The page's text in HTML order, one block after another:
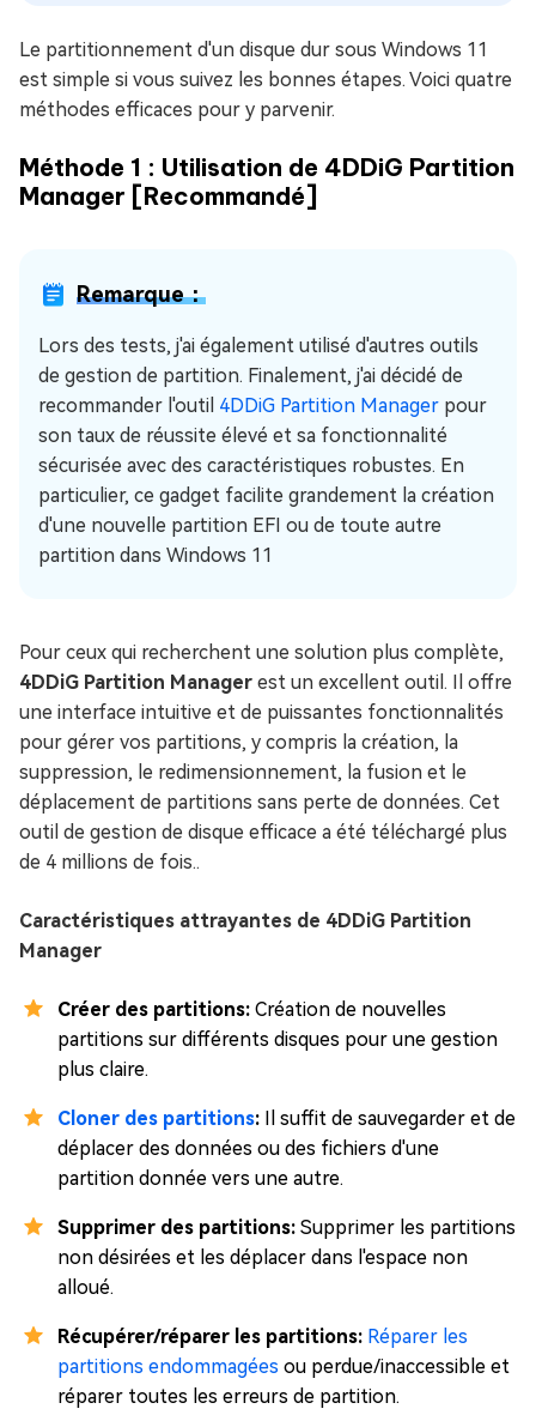
Le partitionnement d'un disque dur sous Windows 11
est simple si vous suivez les bonnes étapes. Voici quatre
méthodes efficaces pour y parvenir.
Méthode 1 : Utilisation de 4DDiG Partition
Manager [Recommandé]
Remarque：
Lors des tests, j'ai également utilisé d'autres outils
de gestion de partition. Finalement, j'ai décidé de
recommander l'outil 4DDiG Partition Manager pour
son taux de réussite élevé et sa fonctionnalité
sécurisée avec des caractéristiques robustes. En
particulier, ce gadget facilite grandement la création
d'une nouvelle partition EFI ou de toute autre
partition dans Windows 11
Pour ceux qui recherchent une solution plus complète,
4DDiG Partition Manager est un excellent outil. Il offre
une interface intuitive et de puissantes fonctionnalités
pour gérer vos partitions, y compris la création, la
suppression, le redimensionnement, la fusion et le
déplacement de partitions sans perte de données. Cet
outil de gestion de disque efficace a été téléchargé plus
de 4 millions de fois..
Caractéristiques attrayantes de 4DDiG Partition
Manager
Créer des partitions: Création de nouvelles
partitions sur différents disques pour une gestion
plus claire.
Cloner des partitions: Il suffit de sauvegarder et de
déplacer des données ou des fichiers d'une
partition donnée vers une autre.
Supprimer des partitions: Supprimer les partitions
non désirées et les déplacer dans l'espace non
alloué.
Récupérer/réparer les partitions: Réparer les
partitions endommagées ou perdue/inaccessible et
réparer toutes les erreurs de partition.